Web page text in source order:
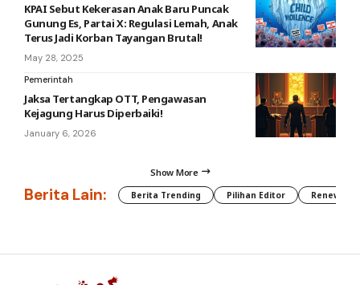
KPAI Sebut Kekerasan Anak Baru Puncak
Gunung Es, Partai X: Regulasi Lemah, Anak
Terus Jadi Korban Tayangan Brutal!
May 28, 2025
Pemerintah
Jaksa Tertangkap OTT, Pengawasan
Kejagung Harus Diperbaiki!
January 6, 2026
Show More
Berita Lain: Berita Trending Pilihan Editor